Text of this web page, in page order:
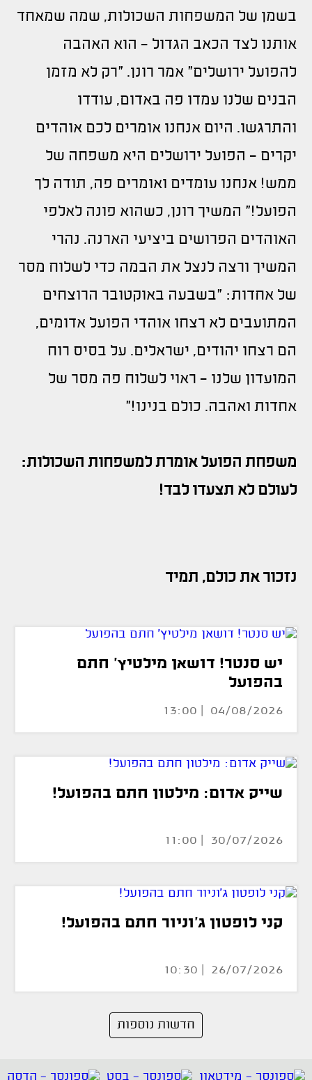
בשמן של המשפחות השכולות, שמה שמאחד
אותנו לצד הכאב הגדול - הוא האהבה
להפועל ירושלים" אמר רונן. "רק לא מזמן
הבנים שלנו עמדו פה באדום, עודדו
והתרגשו. היום אנחנו אומרים לכם אוהדים
יקרים - הפועל ירושלים היא משפחה של
ממש! אנחנו עומדים ואומרים פה, תודה לך
הפועל!" המשיך רונן, כשהוא פונה לאלפי
האוהדים הפרושים ביציעי הארנה. נהרי
המשיך ורצה לנצל את הבמה כדי לשלוח מסר
של אחדות: "בשבעה באוקטובר הרוצחים
המתועבים לא רצחו אוהדי הפועל אדומים,
הם רצחו יהודים, ישראלים. על בסיס רוח
המועדון שלנו - ראוי לשלוח פה מסר של
אחדות ואהבה. כולם בנינו!"
משפחת הפועל אומרת למשפחות השכולות:
לעולם לא תצעדו לבד!
נזכור את כולם, תמיד
יש סנטר! דושאן מילטיץ' חתם
בהפועל
04/08/2026 | 13:00
שייק אדום: מילטון חתם בהפועל!
30/07/2026 | 11:00
קני לופטון ג'וניור חתם בהפועל!
26/07/2026 | 10:30
חדשות נוספות